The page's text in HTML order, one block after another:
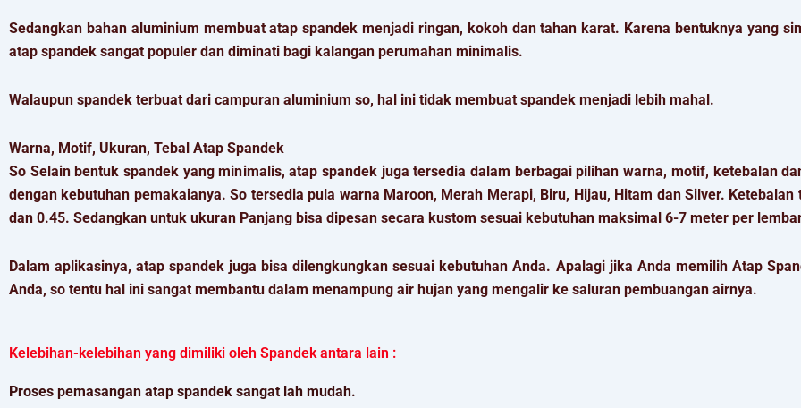
Sedangkan bahan aluminium membuat atap spandek menjadi ringan, kokoh dan tahan karat. Karena bentuknya yang
atap spandek sangat populer dan diminati bagi kalangan perumahan minimalis.
Walaupun spandek terbuat dari campuran aluminium so, hal ini tidak membuat spandek menjadi lebih mahal.
Warna, Motif, Ukuran, Tebal Atap Spandek
So Selain bentuk spandek yang minimalis, atap spandek juga tersedia dalam berbagai pilihan warna, motif, ketebalan
dengan kebutuhan pemakaianya. So tersedia pula warna Maroon, Merah Merapi, Biru, Hijau, Hitam dan Silver.
dan 0.45. Sedangkan untuk ukuran Panjang bisa dipesan secara kustom sesuai kebutuhan maksimal 6-7 meter per
Dalam aplikasinya, atap spandek juga bisa dilengkungkan sesuai kebutuhan Anda. Apalagi jika Anda memilih Atap
Anda, so tentu hal ini sangat membantu dalam menampung air hujan yang mengalir ke saluran pembuangan airnya.
Kelebihan-kelebihan yang dimiliki oleh Spandek antara lain :
Proses pemasangan atap spandek sangat lah mudah.